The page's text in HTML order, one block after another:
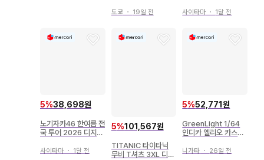
셔츠
도쿄 ・ 19일 전
코토
사이타마 ・ 1달 전
5%38,698원
노기자카46 한여름 전
국 투어 2026 디지털
로하
사이타마 ・ 1달 전
5%101,567원
TITANIC 타이타닉
무비 T셔츠 3XL 디카
5%52,771원
GreenLight 1/64
인디카 엘리오 카스트
니가타 ・ 26일 전